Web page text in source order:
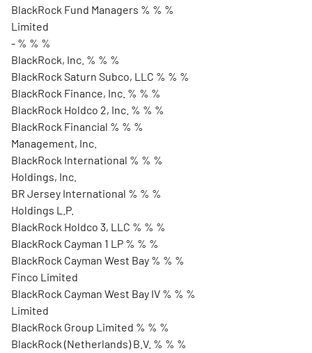
BlackRock Fund Managers % % %
Limited
- % % %
BlackRock, Inc. % % %
BlackRock Saturn Subco, LLC % % %
BlackRock Finance, Inc. % % %
BlackRock Holdco 2, Inc. % % %
BlackRock Financial % % %
Management, Inc.
BlackRock International % % %
Holdings, Inc.
BR Jersey International % % %
Holdings L.P.
BlackRock Holdco 3, LLC % % %
BlackRock Cayman 1 LP % % %
BlackRock Cayman West Bay % % %
Finco Limited
BlackRock Cayman West Bay IV % % %
Limited
BlackRock Group Limited % % %
BlackRock (Netherlands) B.V. % % %